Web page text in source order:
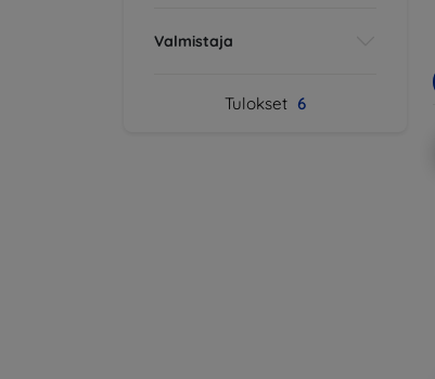
Valmistaja
Tulokset 6